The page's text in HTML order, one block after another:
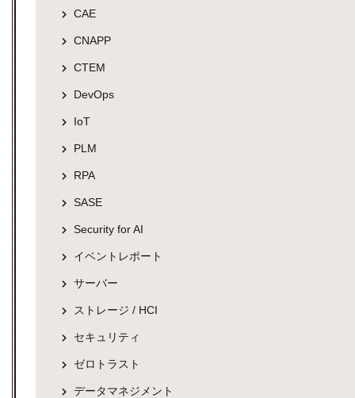
CAE
CNAPP
CTEM
DevOps
IoT
PLM
RPA
SASE
Security for AI
イベントレポート
サーバー
ストレージ / HCI
セキュリティ
ゼロトラスト
データマネジメント